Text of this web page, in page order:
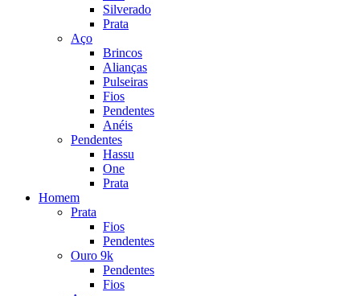
Silverado
Prata
Aço
Brincos
Alianças
Pulseiras
Fios
Pendentes
Anéis
Pendentes
Hassu
One
Prata
Homem
Prata
Fios
Pendentes
Ouro 9k
Pendentes
Fios